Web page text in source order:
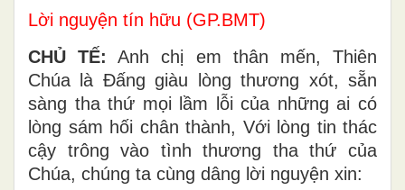
Lời nguyện tín hữu (GP.BMT)
CHỦ TẾ: Anh chị em thân mến, Thiên
Chúa là Đấng giàu lòng thương xót, sẵn
sàng tha thứ mọi lầm lỗi của những ai có
lòng sám hối chân thành, Với lòng tin thác
cậy trông vào tình thương tha thứ của
Chúa, chúng ta cùng dâng lời nguyện xin: